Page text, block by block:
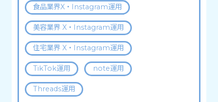
食品業界X・Instagram運用
美容業界 X・Instagram運用
住宅業界 X・Instagram運用
TikTok運用 note運用
Threads運用